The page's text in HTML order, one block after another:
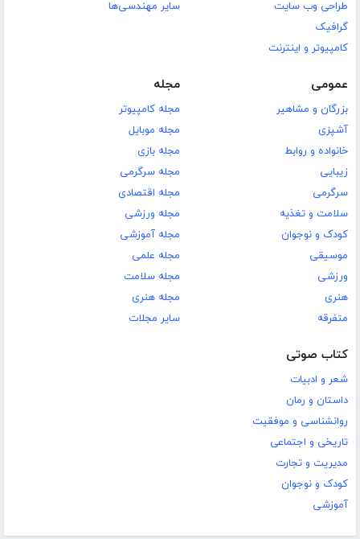
طراحی وب سایت
گرافیک
کامپیوتر و اینترنت
سایر مهندسی‌ها
عمومی
بزرگان و مشاهیر
آشپزی
خانواده و روابط
زیبایی
سرگرمی
سلامت و تغذیه
کودک و نوجوان
موسیقی
ورزشی
هنری
متفرقه
مجله
مجله کامپیوتر
مجله موبایل
مجله بازی
مجله سرگرمی
مجله اقتصادی
مجله ورزشی
مجله آموزشی
مجله علمی
مجله سلامت
مجله هنری
سایر مجلات
کتاب صوتی
شعر و ادبیات
داستان و رمان
روانشناسی و موفقیت
تاریخی و اجتماعی
مدیریت و تجارت
کودک و نوجوان
آموزشی